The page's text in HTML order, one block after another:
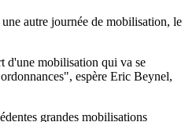
autre journée de mobilisation, le
d'une mobilisation qui va se
espère Eric Beynel,
grandes mobilisations